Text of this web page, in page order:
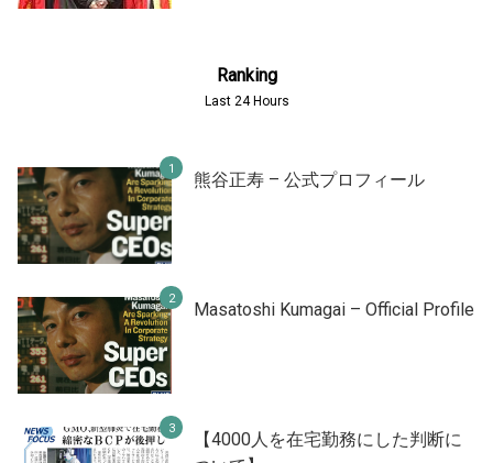
Ranking
Last 24 Hours
熊谷正寿 – 公式プロフィール
Masatoshi Kumagai – Official Profile
【4000人を在宅勤務にした判断に